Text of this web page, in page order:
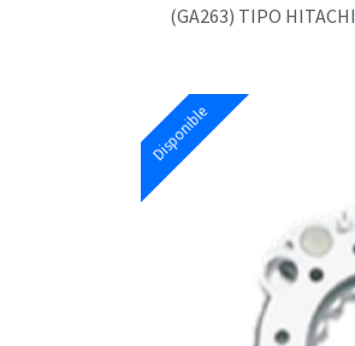
(GA263) TIPO HITACHI
Disponible
Disponible